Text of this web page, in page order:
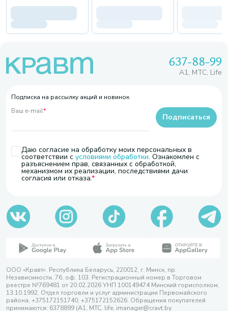
637-88-99
A1, МТС, Life
Подписка на рассылку акций и новинок
Ваш e-mail*
Даю согласие на обработку моих персональных в
соответствии с условиями обработки. Ознакомлен с
разъяснением прав, связанных с обработкой,
механизмом их реализации, последствиями дачи
согласия или отказа.
Подписаться
ООО «Кравт». Республика Беларусь, 220012, г. Минск, пр.
Независимости, 76, оф. 103. Регистрационный номер в Торговом
реестре №769481 от 20.02.2026 УНП 100149474 Минский горисполком,
13.10.1992. Отдел торговли и услуг администрации Первомайского
района, +375172151740; +375172152626. Обращения покупателей
принимаются: 6378899 (А1, МТС, life, imanager@cravt.by.